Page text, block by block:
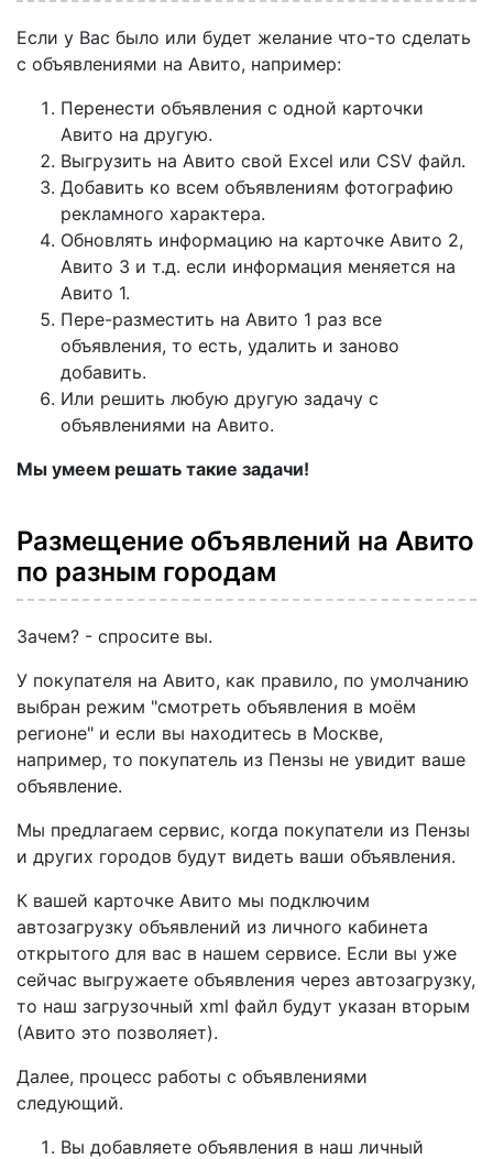
Если у Вас было или будет желание что-то сделать
с объявлениями на Авито, например:
Перенести объявления с одной карточки
Авито на другую.
Выгрузить на Авито свой Excel или CSV файл.
Добавить ко всем объявлениям фотографию
рекламного характера.
Обновлять информацию на карточке Авито 2,
Авито 3 и т.д. если информация меняется на
Авито 1.
Пере-разместить на Авито 1 раз все
объявления, то есть, удалить и заново
добавить.
Или решить любую другую задачу с
объявлениями на Авито.
Мы умеем решать такие задачи!
Размещение объявлений на Авито
по разным городам
Зачем? - спросите вы.
У покупателя на Авито, как правило, по умолчанию
выбран режим "смотреть объявления в моём
регионе" и если вы находитесь в Москве,
например, то покупатель из Пензы не увидит ваше
объявление.
Мы предлагаем сервис, когда покупатели из Пензы
и других городов будут видеть ваши объявления.
К вашей карточке Авито мы подключим
автозагрузку объявлений из личного кабинета
открытого для вас в нашем сервисе. Если вы уже
сейчас выгружаете объявления через автозагрузку,
то наш загрузочный xml файл будут указан вторым
(Авито это позволяет).
Далее, процесс работы с объявлениями
следующий.
Вы добавляете объявления в наш личный